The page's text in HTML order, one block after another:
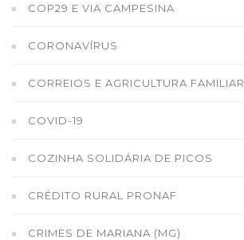
COP29 E VIA CAMPESINA
CORONAVÍRUS
CORREIOS E AGRICULTURA FAMILIAR
COVID-19
COZINHA SOLIDÁRIA DE PICOS
CRÉDITO RURAL PRONAF
CRIMES DE MARIANA (MG)